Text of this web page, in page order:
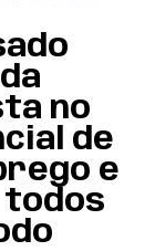
no
de
e
todos